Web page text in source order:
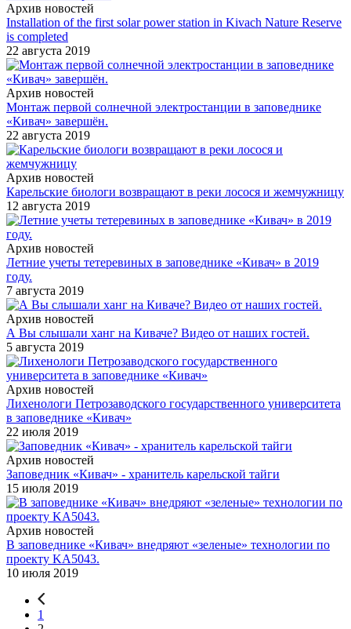
Архив новостей
Installation of the first solar power station in Kivach Nature Reserve
is completed
22 августа 2019
Архив новостей
Монтаж первой солнечной электростанции в заповеднике
«Кивач» завершён.
22 августа 2019
Архив новостей
Карельские биологи возвращают в реки лосося и жемчужницу
12 августа 2019
Архив новостей
Летние учеты тетеревиных в заповеднике «Кивач» в 2019
году.
7 августа 2019
Архив новостей
А Вы слышали ханг на Киваче? Видео от наших гостей.
5 августа 2019
Архив новостей
Лихенологи Петрозаводского государственного университета
в заповеднике «Кивач»
22 июля 2019
Архив новостей
Заповедник «Кивач» - хранитель карельской тайги
15 июля 2019
Архив новостей
В заповеднике «Кивач» внедряют «зеленые» технологии по
проекту KA5043.
10 июля 2019
1